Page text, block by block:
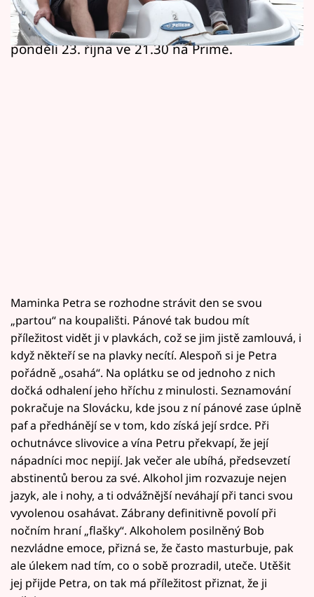
Sledujte prima+
mít i oba dva tatínci a jejich nápadnice, které
ale čeká i první vyřazování. Uvidíte už v
pondělí 23. října ve 21.30 na Primě.
Maminka Petra se rozhodne strávit den se svou
„partou“ na koupališti. Pánové tak budou mít
příležitost vidět ji v plavkách, což se jim jistě zamlouvá, i
když někteří se na plavky necítí. Alespoň si je Petra
pořádně „osahá“. Na oplátku se od jednoho z nich
dočká odhalení jeho hříchu z minulosti. Seznamování
pokračuje na Slovácku, kde jsou z ní pánové zase úplně
paf a předhánějí se v tom, kdo získá její srdce. Při
ochutnávce slivovice a vína Petru překvapí, že její
nápadníci moc nepijí. Jak večer ale ubíhá, předsevzetí
abstinentů berou za své. Alkohol jim rozvazuje nejen
jazyk, ale i nohy, a ti odvážnější neváhají při tanci svou
vyvolenou osahávat. Zábrany definitivně povolí při
nočním hraní „flašky“. Alkoholem posilněný Bob
nezvládne emoce, přizná se, že často masturbuje, pak
ale úlekem nad tím, co o sobě prozradil, uteče. Utěšit
jej přijde Petra, on tak má příležitost přiznat, že ji